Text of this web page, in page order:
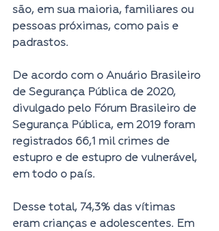
são, em sua maioria, familiares ou
pessoas próximas, como pais e
padrastos.
De acordo com o Anuário Brasileiro
de Segurança Pública de 2020,
divulgado pelo Fórum Brasileiro de
Segurança Pública, em 2019 foram
registrados 66,1 mil crimes de
estupro e de estupro de vulnerável,
em todo o país.
Desse total, 74,3% das vítimas
eram crianças e adolescentes. Em